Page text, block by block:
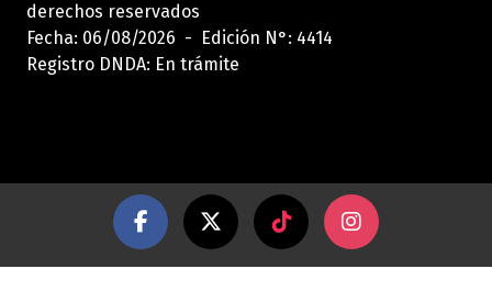
derechos reservados
Fecha: 06/08/2026 - Edición N°: 4414
Registro DNDA: En trámite